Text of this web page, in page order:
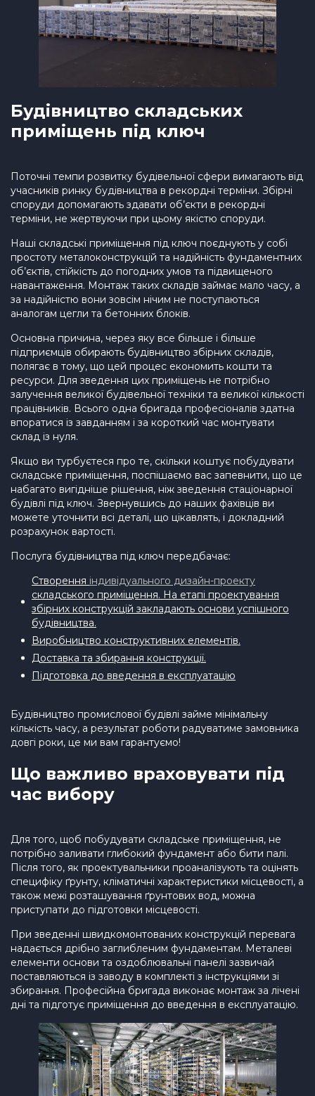
Будівництво складських
приміщень під ключ
Поточні темпи розвитку будівельної сфери вимагають від
учасників ринку будівництва в рекордні терміни. Збірні
споруди допомагають здавати об’єкти в рекордні
терміни, не жертвуючи при цьому якістю споруди.
Наші складські приміщення під ключ поєднують у собі
простоту металоконструкцій та надійність фундаментних
об’єктів, стійкість до погодних умов та підвищеного
навантаження. Монтаж таких складів займає мало часу, а
за надійністю вони зовсім нічим не поступаються
аналогам цегли та бетонних блоків.
Основна причина, через яку все більше і більше
підприємців обирають будівництво збірних складів,
полягає в тому, що цей процес економить кошти та
ресурси. Для зведення цих приміщень не потрібно
залучення великої будівельної техніки та великої кількості
працівників. Всього одна бригада професіоналів здатна
впоратися із завданням і за короткий час монтувати
склад із нуля.
Якщо ви турбуєтеся про те, скільки коштує побудувати
складське приміщення, поспішаємо вас запевнити, що це
набагато вигідніше рішення, ніж зведення стаціонарної
будівлі під ключ. Звернувшись до наших фахівців ви
можете уточнити всі деталі, що цікавлять, і докладний
розрахунок вартості.
Послуга будівництва під ключ передбачає:
Створення індивідуального дизайн-проекту
складського приміщення. На етапі проектування
збірних конструкцій закладають основи успішного
будівництва.
Виробництво конструктивних елементів.
Доставка та збирання конструкції.
Підготовка до введення в експлуатацію
Будівництво промислової будівлі займе мінімальну
кількість часу, а результат роботи радуватиме замовника
довгі роки, це ми вам гарантуємо!
Що важливо враховувати під
час вибору
Для того, щоб побудувати складське приміщення, не
потрібно заливати глибокий фундамент або бити палі.
Після того, як проектувальники проаналізують та оцінять
специфіку ґрунту, кліматичні характеристики місцевості, а
також межі розташування ґрунтових вод, можна
приступати до підготовки місцевості.
При зведенні швидкомонтованих конструкцій перевага
надається дрібно заглибленим фундаментам. Металеві
елементи основи та оздоблювальні панелі зазвичай
поставляються із заводу в комплекті з інструкціями зі
збирання. Професійна бригада виконає монтаж за лічені
дні та підготує приміщення до введення в експлуатацію.